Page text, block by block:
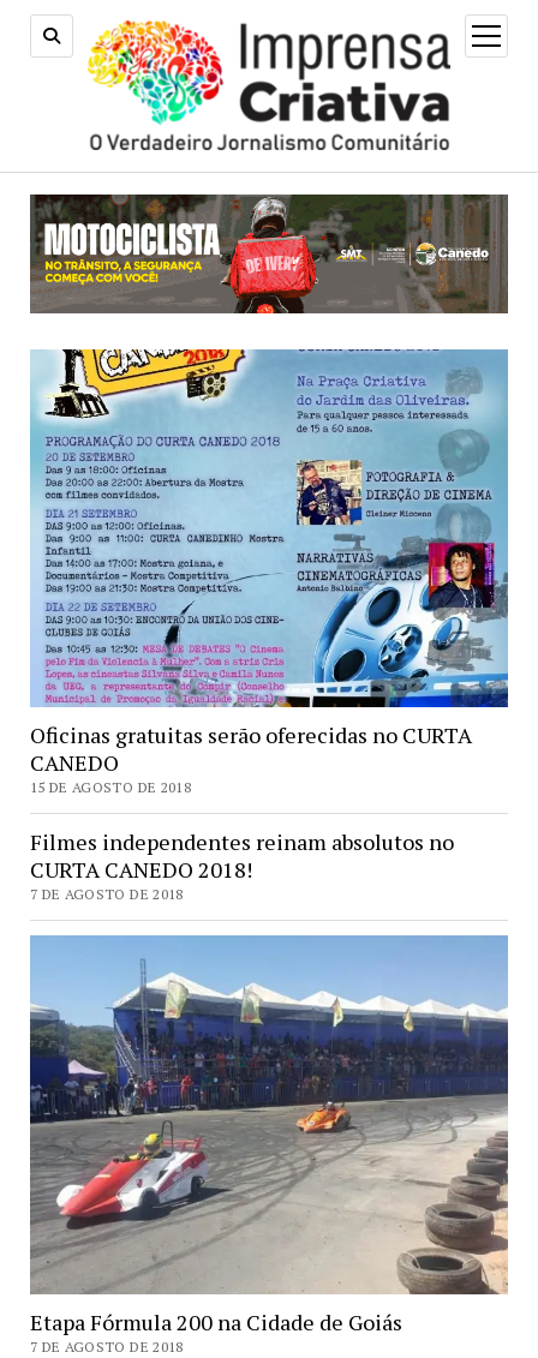
open
menu
Imprensa
Criativa
Oficinas gratuitas serão oferecidas no CURTA
CANEDO
15 DE AGOSTO DE 2018
Filmes independentes reinam absolutos no
CURTA CANEDO 2018!
7 DE AGOSTO DE 2018
Etapa Fórmula 200 na Cidade de Goiás
7 DE AGOSTO DE 2018